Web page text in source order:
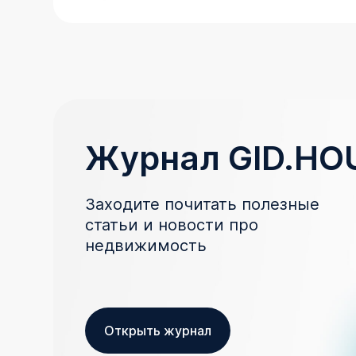
Журнал
Заходите почитать полезные
статьи и новости про
недвижимость
Открыть журнал